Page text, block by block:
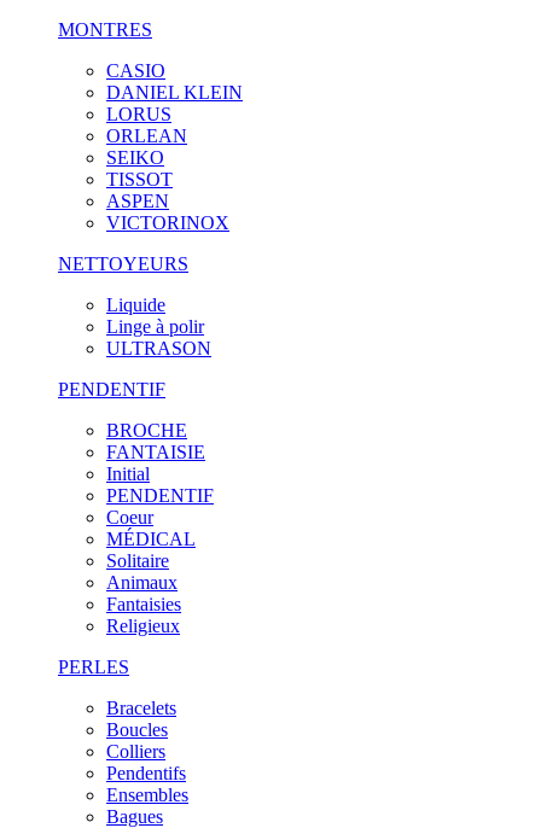
MONTRES
CASIO
DANIEL KLEIN
LORUS
ORLEAN
SEIKO
TISSOT
ASPEN
VICTORINOX
NETTOYEURS
Liquide
Linge à polir
ULTRASON
PENDENTIF
BROCHE
FANTAISIE
Initial
PENDENTIF
Coeur
MÉDICAL
Solitaire
Animaux
Fantaisies
Religieux
PERLES
Bracelets
Boucles
Colliers
Pendentifs
Ensembles
Bagues